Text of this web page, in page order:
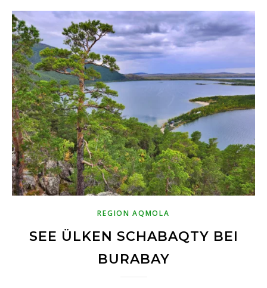
REGION AQMOLA
SEE ÜLKEN SCHABAQTY BEI
BURABAY